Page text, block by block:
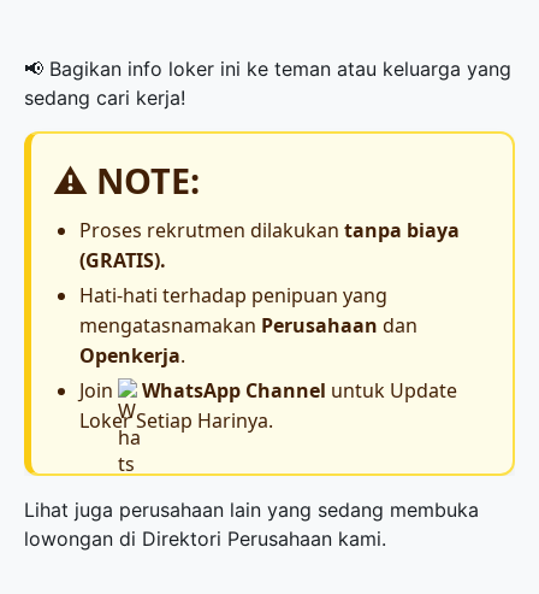
📢 Bagikan info loker ini ke teman atau keluarga yang
sedang cari kerja!
⚠️ NOTE:
Proses rekrutmen dilakukantanpa biaya
(GRATIS).
Hati-hati terhadap penipuan yang
mengatasnamakan Perusahaan dan
Openkerja.
Join
WhatsApp Channel untuk Update
Loker Setiap Harinya.
Lihat juga perusahaan lain yang sedang membuka
lowongan di Direktori Perusahaan kami.